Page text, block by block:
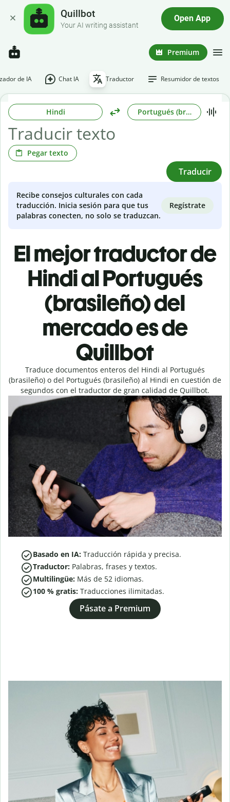
Quillbot
Your AI writing assistant
Open App
Premium
de IA Chat IA Traductor Resumidor de textos
Hindi Portugués (brasileño)
Pegar texto
Traducir
Recibe consejos culturales con cada
traducción. Inicia sesión para que tus
palabras conecten, no solo se traduzcan.
Regístrate
El mejor traductor de
Hindi al Portugués
(brasileño) del
mercado es de
Quillbot
Traduce documentos enteros del Hindi al Portugués
(brasileño) o del Portugués (brasileño) al Hindi en cuestión de
segundos con el traductor de gran calidad de Quillbot.
Basado en IA: Traducción rápida y precisa.
Traductor: Palabras, frases y textos.
Multilingüe: Más de 52 idiomas.
100 % gratis: Traducciones ilimitadas.
Pásate a Premium